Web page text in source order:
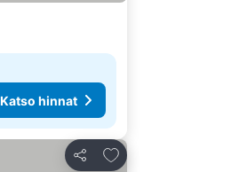
Katso hinnat
Jaa
Lisää suosikkeihin